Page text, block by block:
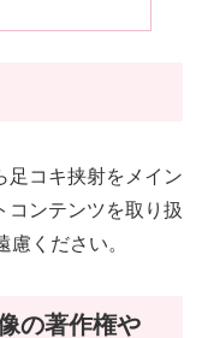
足コキ挟射をメイン
コンテンツを取り扱
ください。
の著作権や